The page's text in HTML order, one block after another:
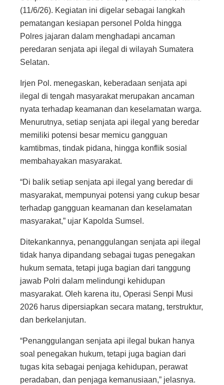
(11/6/26). Kegiatan ini digelar sebagai langkah
pematangan kesiapan personel Polda hingga
Polres jajaran dalam menghadapi ancaman
peredaran senjata api ilegal di wilayah Sumatera
Selatan.
Irjen Pol. menegaskan, keberadaan senjata api
ilegal di tengah masyarakat merupakan ancaman
nyata terhadap keamanan dan keselamatan warga.
Menurutnya, setiap senjata api ilegal yang beredar
memiliki potensi besar memicu gangguan
kamtibmas, tindak pidana, hingga konflik sosial
membahayakan masyarakat.
“Di balik setiap senjata api ilegal yang beredar di
masyarakat, mempunyai potensi yang cukup besar
terhadap gangguan keamanan dan keselamatan
masyarakat,” ujar Kapolda Sumsel.
Ditekankannya, penanggulangan senjata api ilegal
tidak hanya dipandang sebagai tugas penegakan
hukum semata, tetapi juga bagian dari tanggung
jawab Polri dalam melindungi kehidupan
masyarakat. Oleh karena itu, Operasi Senpi Musi
2026 harus dipersiapkan secara matang, terstruktur,
dan berkelanjutan.
“Penanggulangan senjata api ilegal bukan hanya
soal penegakan hukum, tetapi juga bagian dari
tugas kita sebagai penjaga kehidupan, perawat
peradaban, dan penjaga kemanusiaan,” jelasnya.